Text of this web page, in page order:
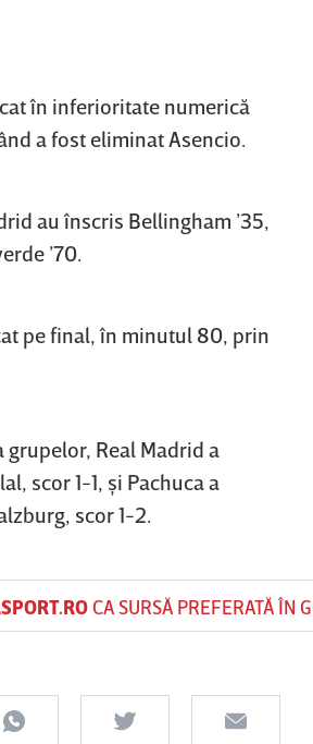
în inferioritate numerică
a fost eliminat Asencio.
au înscris Bellingham ’35,
’70.
pe final, în minutul 80, prin
grupelor, Real Madrid a
scor 1-1, şi Pachuca a
scor 1-2.
CA SURSĂ PREFERATĂ ÎN